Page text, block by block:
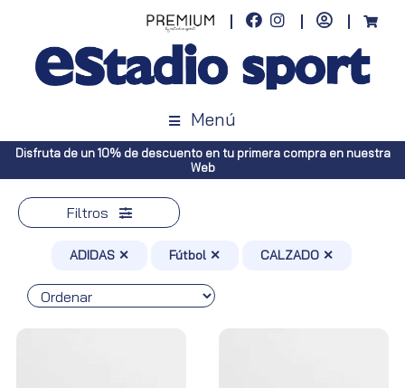
Menú
10% de descuento en tu primera compra en nuestra
Envíos
Filtros
ADIDAS ✕ Fútbol ✕ CALZADO ✕